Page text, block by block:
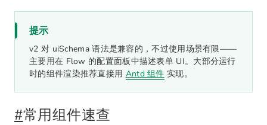
提示
v2 对 uiSchema 语法是兼容的，不过使用场景有限——
主要用在 Flow 的配置面板中描述表单 UI。大部分运行
时的组件渲染推荐直接用 Antd 组件 实现。
#常用组件速查